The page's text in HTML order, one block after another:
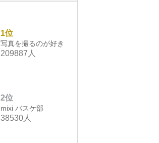
1位
写真を撮るのが好き
209887人
2位
mixi バスケ部
38530人